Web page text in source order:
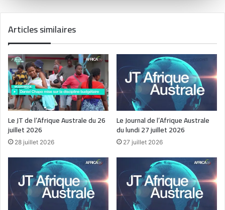
Articles similaires
Le JT de l’Afrique Australe du 26
juillet 2026
28 juillet 2026
Le Journal de l’Afrique Australe
du lundi 27 juillet 2026
27 juillet 2026